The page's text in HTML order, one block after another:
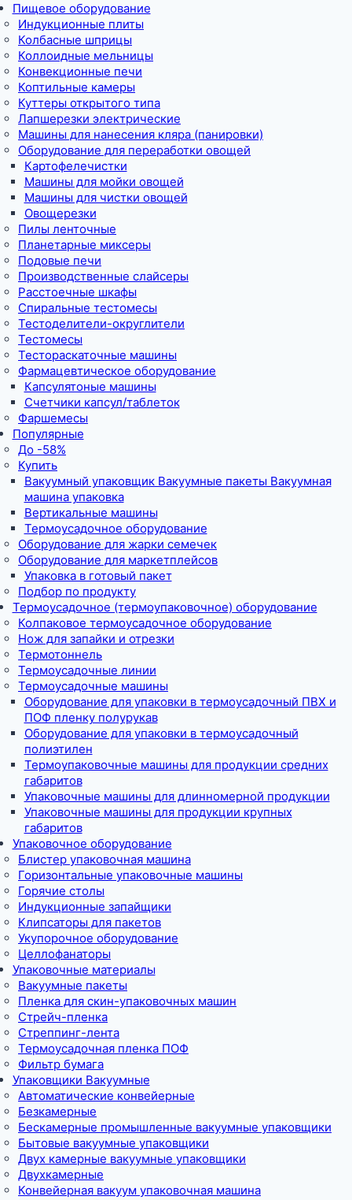
Пищевое оборудование
Индукционные плиты
Колбасные шприцы
Коллоидные мельницы
Конвекционные печи
Коптильные камеры
Куттеры открытого типа
Лапшерезки электрические
Машины для нанесения кляра (панировки)
Оборудование для переработки овощей
Картофелечистки
Машины для мойки овощей
Машины для чистки овощей
Овощерезки
Пилы ленточные
Планетарные миксеры
Подовые печи
Производственные слайсеры
Расстоечные шкафы
Спиральные тестомесы
Тестоделители-округлители
Тестомесы
Тестораскаточные машины
Фармацевтическое оборудование
Капсулятоные машины
Счетчики капсул/таблеток
Фаршемесы
Популярные
До -58%
Купить
Вакуумный упаковщик Вакуумные пакеты Вакуумная
машина упаковка
Вертикальные машины
Термоусадочное оборудование
Оборудование для жарки семечек
Оборудование для маркетплейсов
Упаковка в готовый пакет
Подбор по продукту
Термоусадочное (термоупаковочное) оборудование
Колпаковое термоусадочное оборудование
Нож для запайки и отрезки
Термотоннель
Термоусадочные линии
Термоусадочные машины
Оборудование для упаковки в термоусадочный ПВХ и
ПОФ пленку полурукав
Оборудование для упаковки в термоусадочный
полиэтилен
Термоупаковочные машины для продукции средних
габаритов
Упаковочные машины для длинномерной продукции
Упаковочные машины для продукции крупных
габаритов
Упаковочное оборудование
Блистер упаковочная машина
Горизонтальные упаковочные машины
Горячие столы
Индукционные запайщики
Клипсаторы для пакетов
Укупорочное оборудование
Целлофанаторы
Упаковочные материалы
Вакуумные пакеты
Пленка для скин-упаковочных машин
Стрейч-пленка
Стреппинг-лента
Термоусадочная пленка ПОФ
Фильтр бумага
Упаковщики Вакуумные
Автоматические конвейерные
Безкамерные
Бескамерные промышленные вакуумные упаковщики
Бытовые вакуумные упаковщики
Двух камерные вакуумные упаковщики
Двухкамерные
Конвейерная вакуум упаковочная машина